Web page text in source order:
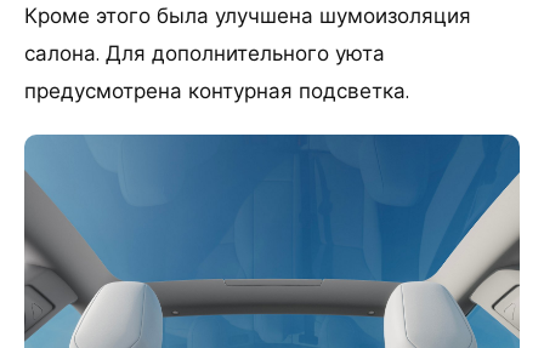
Кроме этого была улучшена шумоизоляция
салона. Для дополнительного уюта
предусмотрена контурная подсветка.